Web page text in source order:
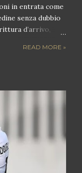
in entrata come
senza dubbio
d’arrivo,
visto in
Infatti,
portiere che
Gregorio , la
almeno di un
con compiti
parametro zero,
caratterist...
READ MORE »